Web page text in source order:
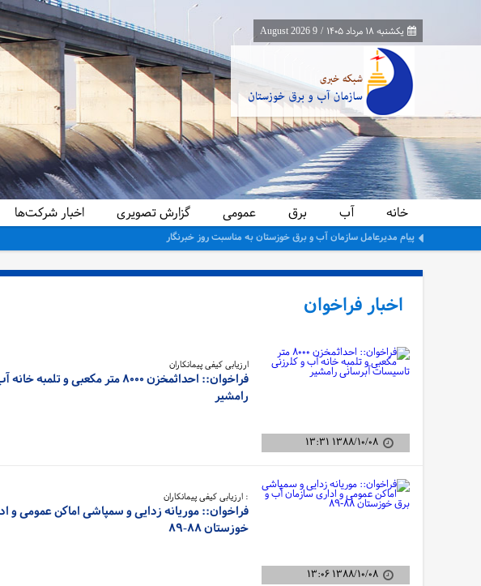
یکشنبه ۱۸ مرداد ۱۴۰۵ /
9 August 2026
خانه آب برق عمومی گزارش تصویری اخبار شرکت‌ها
پیام مدیرعامل سازمان آب و برق خوزستان به مناسبت روز خبرنگار
اخبار فراخوان
۱۳۸۸/۱۰/۰۸ ۱۳:۳۱
ارزیابی کیفی پیمانکاران
فراخوان:: احداثمخزن ۸۰۰۰ متر
رامشیر
۱۳۸۸/۱۰/۰۸ ۱۳:۰۶
: ارزیابی کیفی پیمانکاران
فراخوان:: موریانه زدایی و سمپاشی اماکن عمومی و
خوزستان ۸۸-۸۹